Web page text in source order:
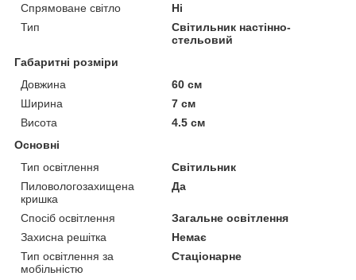
Спрямоване світло
Ні
Тип
Світильник настінно-
стельовий
Габаритні розміри
Довжина
60 см
Ширина
7 см
Висота
4.5 см
Основні
Тип освітлення
Світильник
Пиловологозахищена
кришка
Да
Спосіб освітлення
Загальне освітлення
Захисна решітка
Немає
Тип освітлення за
мобільністю
Стаціонарне